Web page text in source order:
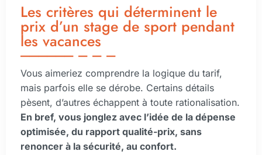
Les critères qui déterminent le
prix d’un stage de sport pendant
les vacances
Vous aimeriez comprendre la logique du tarif,
mais parfois elle se dérobe. Certains détails
pèsent, d’autres échappent à toute rationalisation.
En bref, vous jonglez avec l’idée de la dépense
optimisée, du rapport qualité-prix, sans
renoncer à la sécurité, au confort.